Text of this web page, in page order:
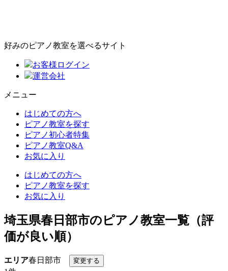
好みのピアノ教室を選べるサイト
お客様ログイン
運営会社
メニュー
はじめての方へ
ピアノ教室を探す
ピアノ初心者特集
ピアノ教室Q&A
お気に入り
はじめての方へ
ピアノ教室を探す
お気に入り
埼玉県春日部市のピアノ教室一覧（評
価が良い順）
エリア春日部市